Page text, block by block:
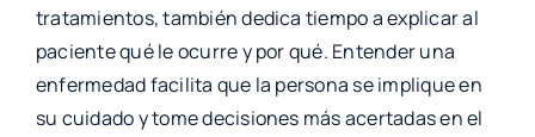
tratamientos, también dedica tiempo a explicar al
paciente qué le ocurre y por qué. Entender una
enfermedad facilita que la persona se implique en
su cuidado y tome decisiones más acertadas en el